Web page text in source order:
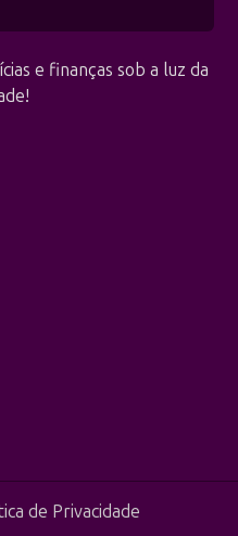
e finanças sob a luz da
de Privacidade